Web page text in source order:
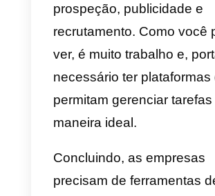
sistemas.
Por que as
precisam de
de vendas
As empresas